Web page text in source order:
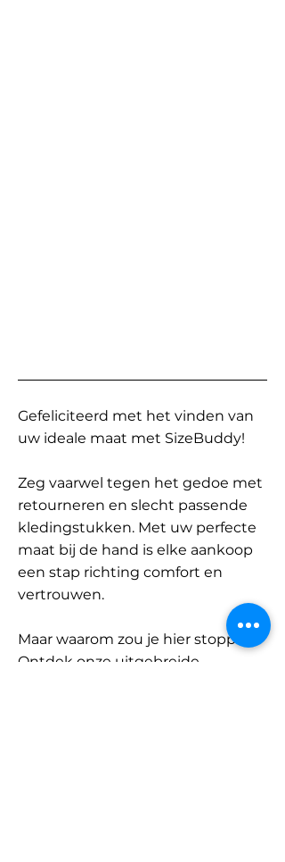
Gefeliciteerd met het vinden van
uw ideale maat met SizeBuddy!
Zeg vaarwel tegen het gedoe met
retourneren en slecht passende
kledingstukken. Met uw perfecte
maat bij de hand is elke aankoop
een stap richting comfort en
vertrouwen.
Maar waarom zou je hier stoppen?
Ontdek onze uitgebreide